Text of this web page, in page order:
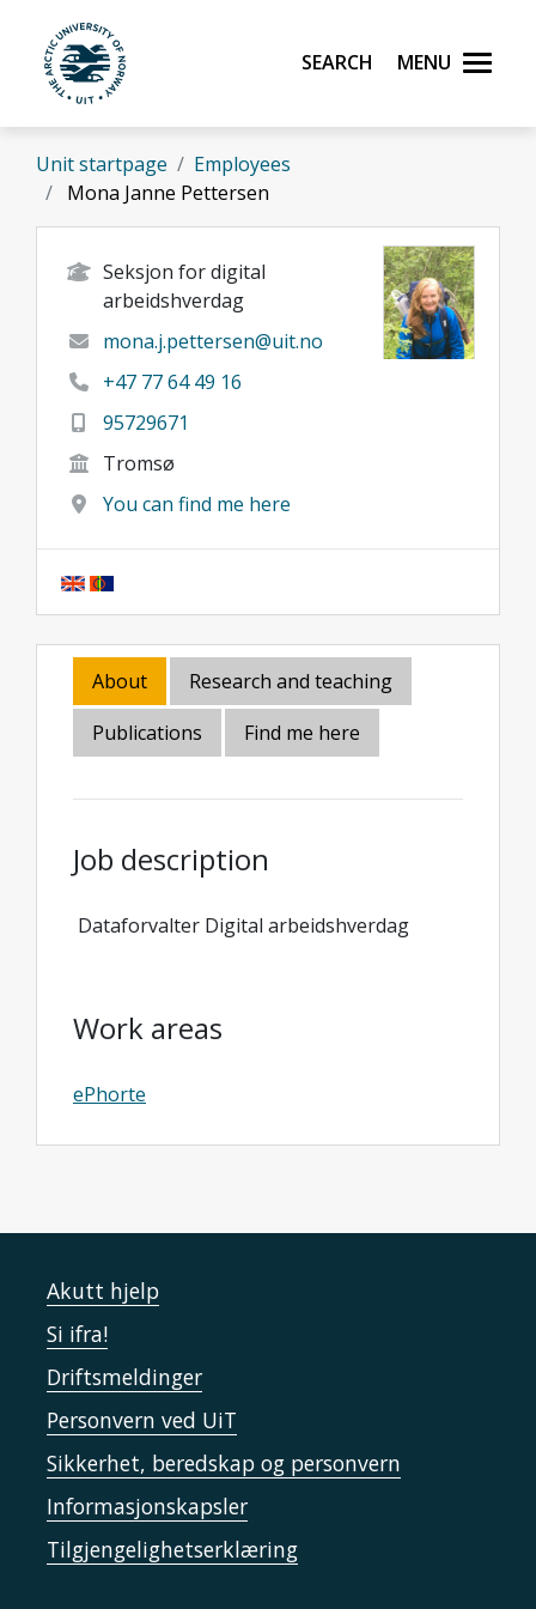
Skip to main content
UiT The Arctic University of Norway
Search Menu
Unit startpage
Employees
Mona Janne Pettersen
Seksjon for digital
arbeidshverdag
mona.j.pettersen@uit.no
+47 77 64 49 16
95729671
Tromsø
You can find me here
About
Research and teaching
Publications
Find me here
Job description
Dataforvalter Digital arbeidshverdag
Work areas
ePhorte
Akutt hjelp
Si ifra!
Driftsmeldinger
Personvern ved UiT
Sikkerhet, beredskap og personvern
Informasjonskapsler
Tilgjengelighetserklæring